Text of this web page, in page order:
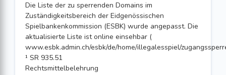
Die Liste der zu sperrenden Domains im
Zuständigkeitsbereich der Eidgenössischen
Spielbankenkommission (ESBK) wurde angepasst. Die
aktualisierte Liste ist online einsehbar (
www.esbk.admin.ch/esbk/de/home/illegalesspiel/
¹ SR 935.51
Rechtsmittelbelehrung